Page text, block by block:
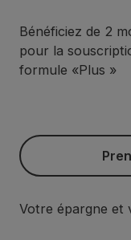
Bénéficiez de 2
pour la
formule «Plus »
Prendre rendez-
Votre épargne et